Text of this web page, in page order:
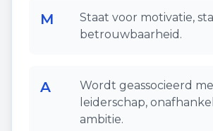
M
Staat voor motivatie,
betrouwbaarheid.
A
Wordt geassocieerd
leiderschap,
ambitie.